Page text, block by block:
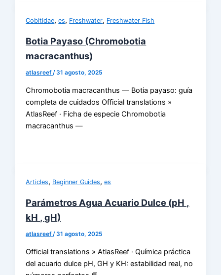
Cobitidae,es, Freshwater, Freshwater Fish
Botia Payaso (Chromobotia
macracanthus)
atlasreef/31 agosto, 2025
Chromobotia macracanthus — Botia payaso: guía
completa de cuidados Official translations »
AtlasReef · Ficha de especie Chromobotia
macracanthus —
Articles, Beginner Guides,es
Parámetros Agua Acuario Dulce (pH ,
kH , gH)
atlasreef/31 agosto, 2025
Official translations » AtlasReef · Química práctica
del acuario dulce pH, GH y KH: estabilidad real, no